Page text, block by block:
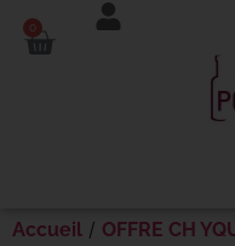
0
Accueil / OFFRE CH
Panneau de gestion des